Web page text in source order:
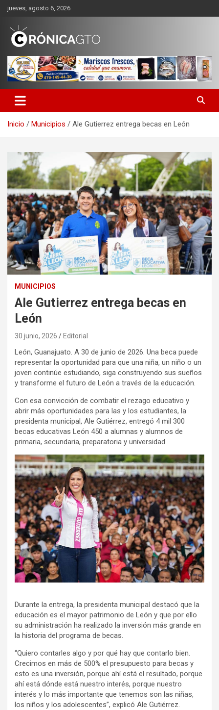
Saltar
contenido
jueves, agosto 6, 2026
CRONICA GUANAJUATO
Inicio Municipios Ale Gutierrez entrega becas en León
MUNICIPIOS
Ale Gutierrez entrega becas en
León
30 junio, 2026 Editorial
León, Guanajuato. A 30 de junio de 2026. Una beca puede
representar la oportunidad para que una niña, un niño o un
joven continúe estudiando, siga construyendo sus sueños
y transforme el futuro de León a través de la educación.
Con esa convicción de combatir el rezago educativo y
abrir más oportunidades para las y los estudiantes, la
presidenta municipal, Ale Gutiérrez, entregó 4 mil 300
becas educativas León 450 a alumnas y alumnos de
primaria, secundaria, preparatoria y universidad.
Durante la entrega, la presidenta municipal destacó que la
educación es el mayor patrimonio de León y que por ello
su administración ha realizado la inversión más grande en
la historia del programa de becas.
“Quiero contarles algo y por qué hay que contarlo bien.
Crecimos en más de 500% el presupuesto para becas y
esto es una inversión, porque ahí está el resultado, porque
ahí está dónde está nuestro interés, porque nuestro
interés y lo más importante que tenemos son las niñas,
los niños y los adolescentes”, explicó Ale Gutiérrez.